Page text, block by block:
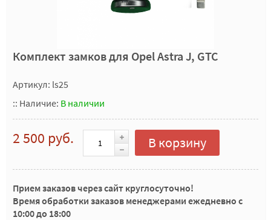
Комплект замков для Opel Astra J, GTC
Артикул: ls25
:: Наличие: В наличии
2 500 руб. В корзину
Прием заказов через сайт круглосуточно!
Время обработки заказов менеджерами ежедневно с
10:00 до 18:00